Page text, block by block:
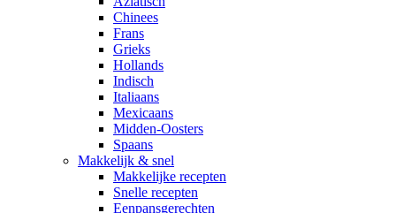
Chinees
Frans
Grieks
Hollands
Indisch
Italiaans
Mexicaans
Midden-Oosters
Spaans
Makkelijk & snel
Makkelijke recepten
Snelle recepten
Eenpansgerechten